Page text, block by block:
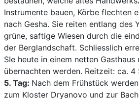
Instrumente bauen, Körbe flechten
nach Gesha. Sie reiten entlang des
grüne, saftige Wiesen durch die
der Berglandschaft. Schliesslich
SIe heute in einem netten Gasthaus
übernachten werden. Reitzeit: ca. 4
5. Tag: Nach dem Frühstück
zum Kloster Dryanovo und zur